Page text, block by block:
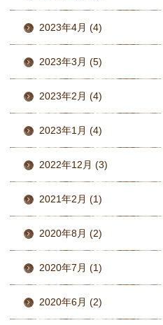
2023年4月 (4)
2023年3月 (5)
2023年2月 (4)
2023年1月 (4)
2022年12月 (3)
2021年2月 (1)
2020年8月 (2)
2020年7月 (1)
2020年6月 (2)